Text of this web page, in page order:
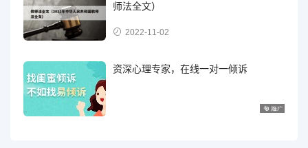
师法全文）
2022-11-02
资深心理专家，在线一对一倾诉